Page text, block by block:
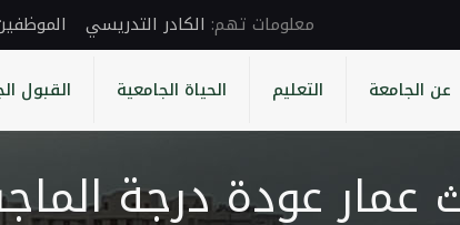
الكادر التدريسي
عن الجامعة التعليم الحياة الجامعية القبول
عمار عودة درجة